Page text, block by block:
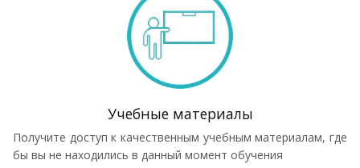
Учебные материалы
Получите доступ к качественным учебным материалам, где
бы вы не находились в данный момент обучения